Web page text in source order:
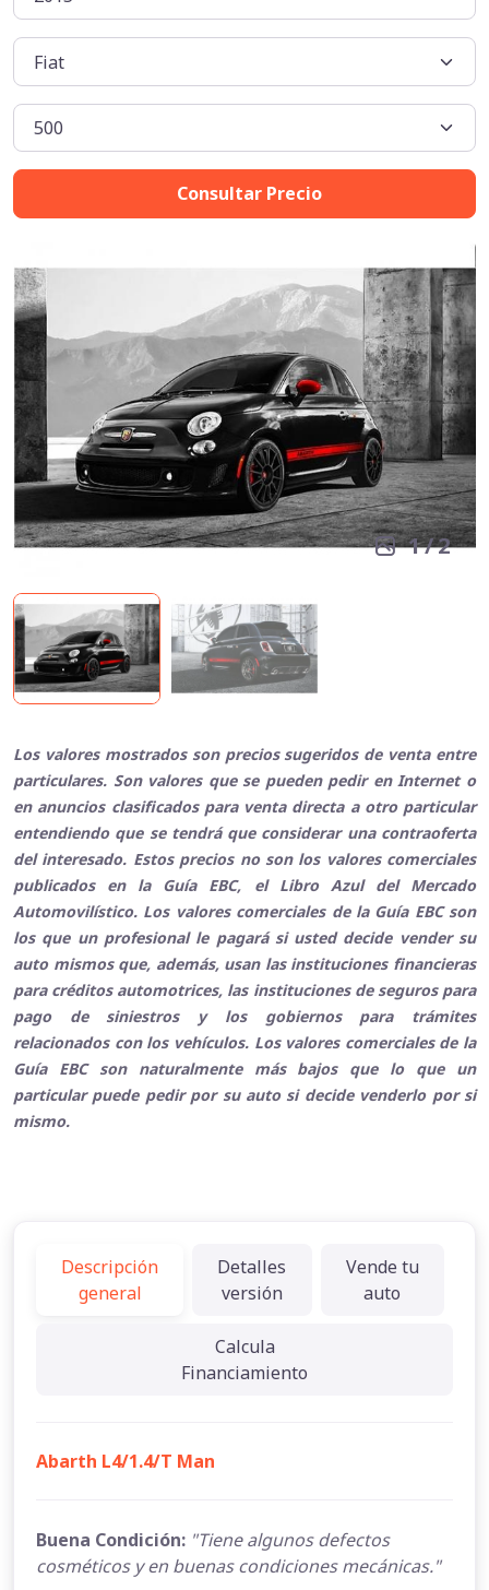
Consultar Precio
1/2
Los valores mostrados son precios sugeridos de venta entre
particulares. Son valores que se pueden pedir en Internet o
en anuncios clasificados para venta directa a otro particular
entendiendo que se tendrá que considerar una contraoferta
del interesado. Estos precios no son los valores comerciales
publicados en la Guía EBC, el Libro Azul del Mercado
Automovilístico. Los valores comerciales de la Guía EBC son
los que un profesional le pagará si usted decide vender su
auto mismos que, además, usan las instituciones financieras
para créditos automotrices, las instituciones de seguros para
pago de siniestros y los gobiernos para trámites
relacionados con los vehículos. Los valores comerciales de la
Guía EBC son naturalmente más bajos que lo que un
particular puede pedir por su auto si decide venderlo por si
mismo.
Descripción
general
Detalles
versión
Vende tu
auto
Calcula
Financiamiento
Abarth L4/1.4/T Man
Buena Condición: "Tiene algunos defectos
cosméticos y en buenas condiciones mecánicas."